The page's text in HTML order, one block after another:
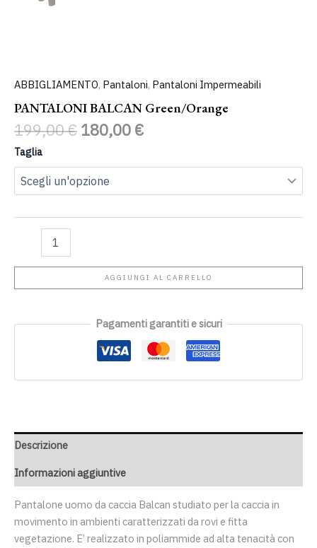
ABBIGLIAMENTO, Pantaloni, Pantaloni Impermeabili
PANTALONI BALCAN Green/orange
199,00€ 180,00 €
Taglia
AGGIUNGI AL CARRELLO
Pagamenti garantiti e sicuri
Descrizione
Informazioni aggiuntive
Pantalone uomo da caccia Balcan studiato per la caccia in
movimento in ambienti caratterizzati da rovi e fitta
vegetazione. E’ realizzato in poliammide ad alta tenacità con